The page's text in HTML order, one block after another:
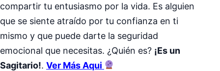
compartir tu entusiasmo por la vida. Es alguien
que se siente atraído por tu confianza en ti
mismo y que puede darte la seguridad
emocional que necesitas. ¿Quién es? ¡Es un
Sagitario!. Ver Más Aqui